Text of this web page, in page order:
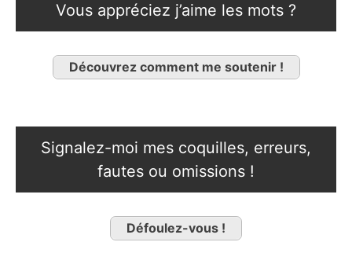
Vous appréciez j’aime les mots ?
Découvrez comment me soutenir !
Signalez-moi mes coquilles, erreurs,
fautes ou omissions !
Défoulez-vous !